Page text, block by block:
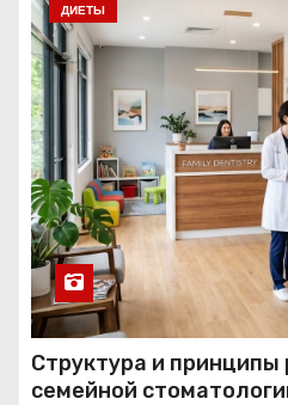
ДИЕТЫ
Структура и
семейной